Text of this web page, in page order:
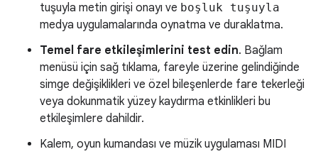
tuşuyla metin girişi onayı ve boşluk tuşuyla
medya uygulamalarında oynatma ve duraklatma.
Temel fare etkileşimlerini test edin. Bağlam
menüsü için sağ tıklama, fareyle üzerine gelindiğinde
simge değişiklikleri ve özel bileşenlerde fare tekerleği
veya dokunmatik yüzey kaydırma etkinlikleri bu
etkileşimlere dahildir.
Kalem, oyun kumandası ve müzik uygulaması MIDI